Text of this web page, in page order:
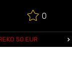
0
50 EUR